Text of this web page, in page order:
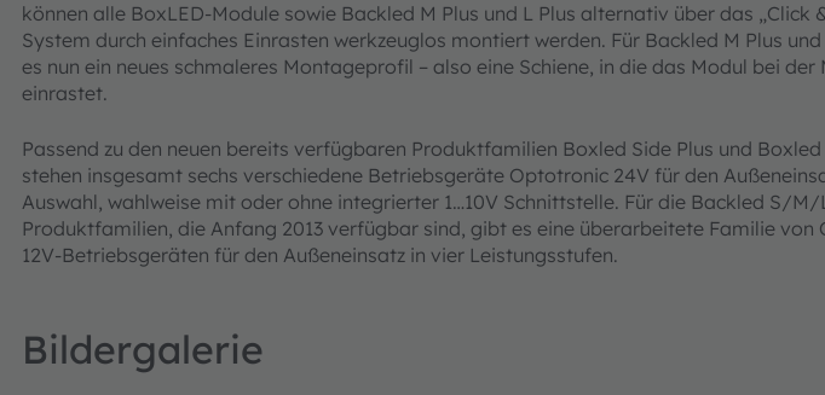
können alle BoxLED-Module sowie Backled M Plus und L Plus alternativ über das „Click
System durch einfaches Einrasten werkzeuglos montiert werden. Für Backled M Plus
es nun ein neues schmaleres Montageprofil – also eine Schiene, in die das Modul bei der
einrastet.
Passend zu den neuen bereits verfügbaren Produktfamilien Boxled Side Plus und Boxled
stehen insgesamt sechs verschiedene Betriebsgeräte Optotronic 24V für den
Auswahl, wahlweise mit oder ohne integrierter 1…10V Schnittstelle. Für die Backled S/M/
Produktfamilien, die Anfang 2013 verfügbar sind, gibt es eine überarbeitete Familie von
12V-Betriebsgeräten für den Außeneinsatz in vier Leistungsstufen.
Bildergalerie